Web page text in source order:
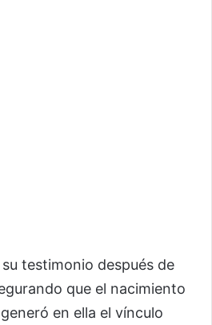
testimonio después de
que el nacimiento
en ella el vínculo